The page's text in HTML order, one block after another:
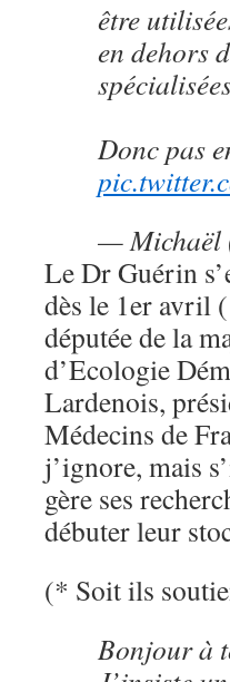
être
en dehors
Donc pas
— Michaël
Le Dr Guérin
dès le 1er
députée de la
d’Ecologie
Lardenois,
Médecins de
j’ignore, mais
gère ses
débuter leur
(* Soit ils
Bonjour à